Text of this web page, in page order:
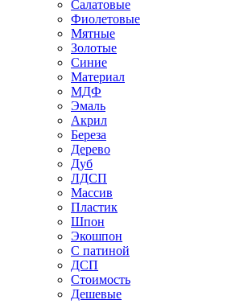
Салатовые
Фиолетовые
Мятные
Золотые
Синие
Материал
МДФ
Эмаль
Акрил
Береза
Дерево
Дуб
ЛДСП
Массив
Пластик
Шпон
Экошпон
С патиной
ДСП
Стоимость
Дешевые